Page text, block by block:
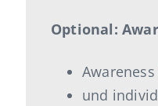
Optional:
und